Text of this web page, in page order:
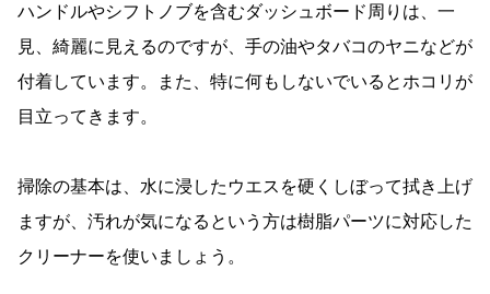
ハンドルやシフトノブを含むダッシュボード周りは、一
見、綺麗に見えるのですが、手の油やタバコのヤニなどが
付着しています。また、特に何もしないでいるとホコリが
目立ってきます。
掃除の基本は、水に浸したウエスを硬くしぼって拭き上げ
ますが、汚れが気になるという方は樹脂パーツに対応した
クリーナーを使いましょう。